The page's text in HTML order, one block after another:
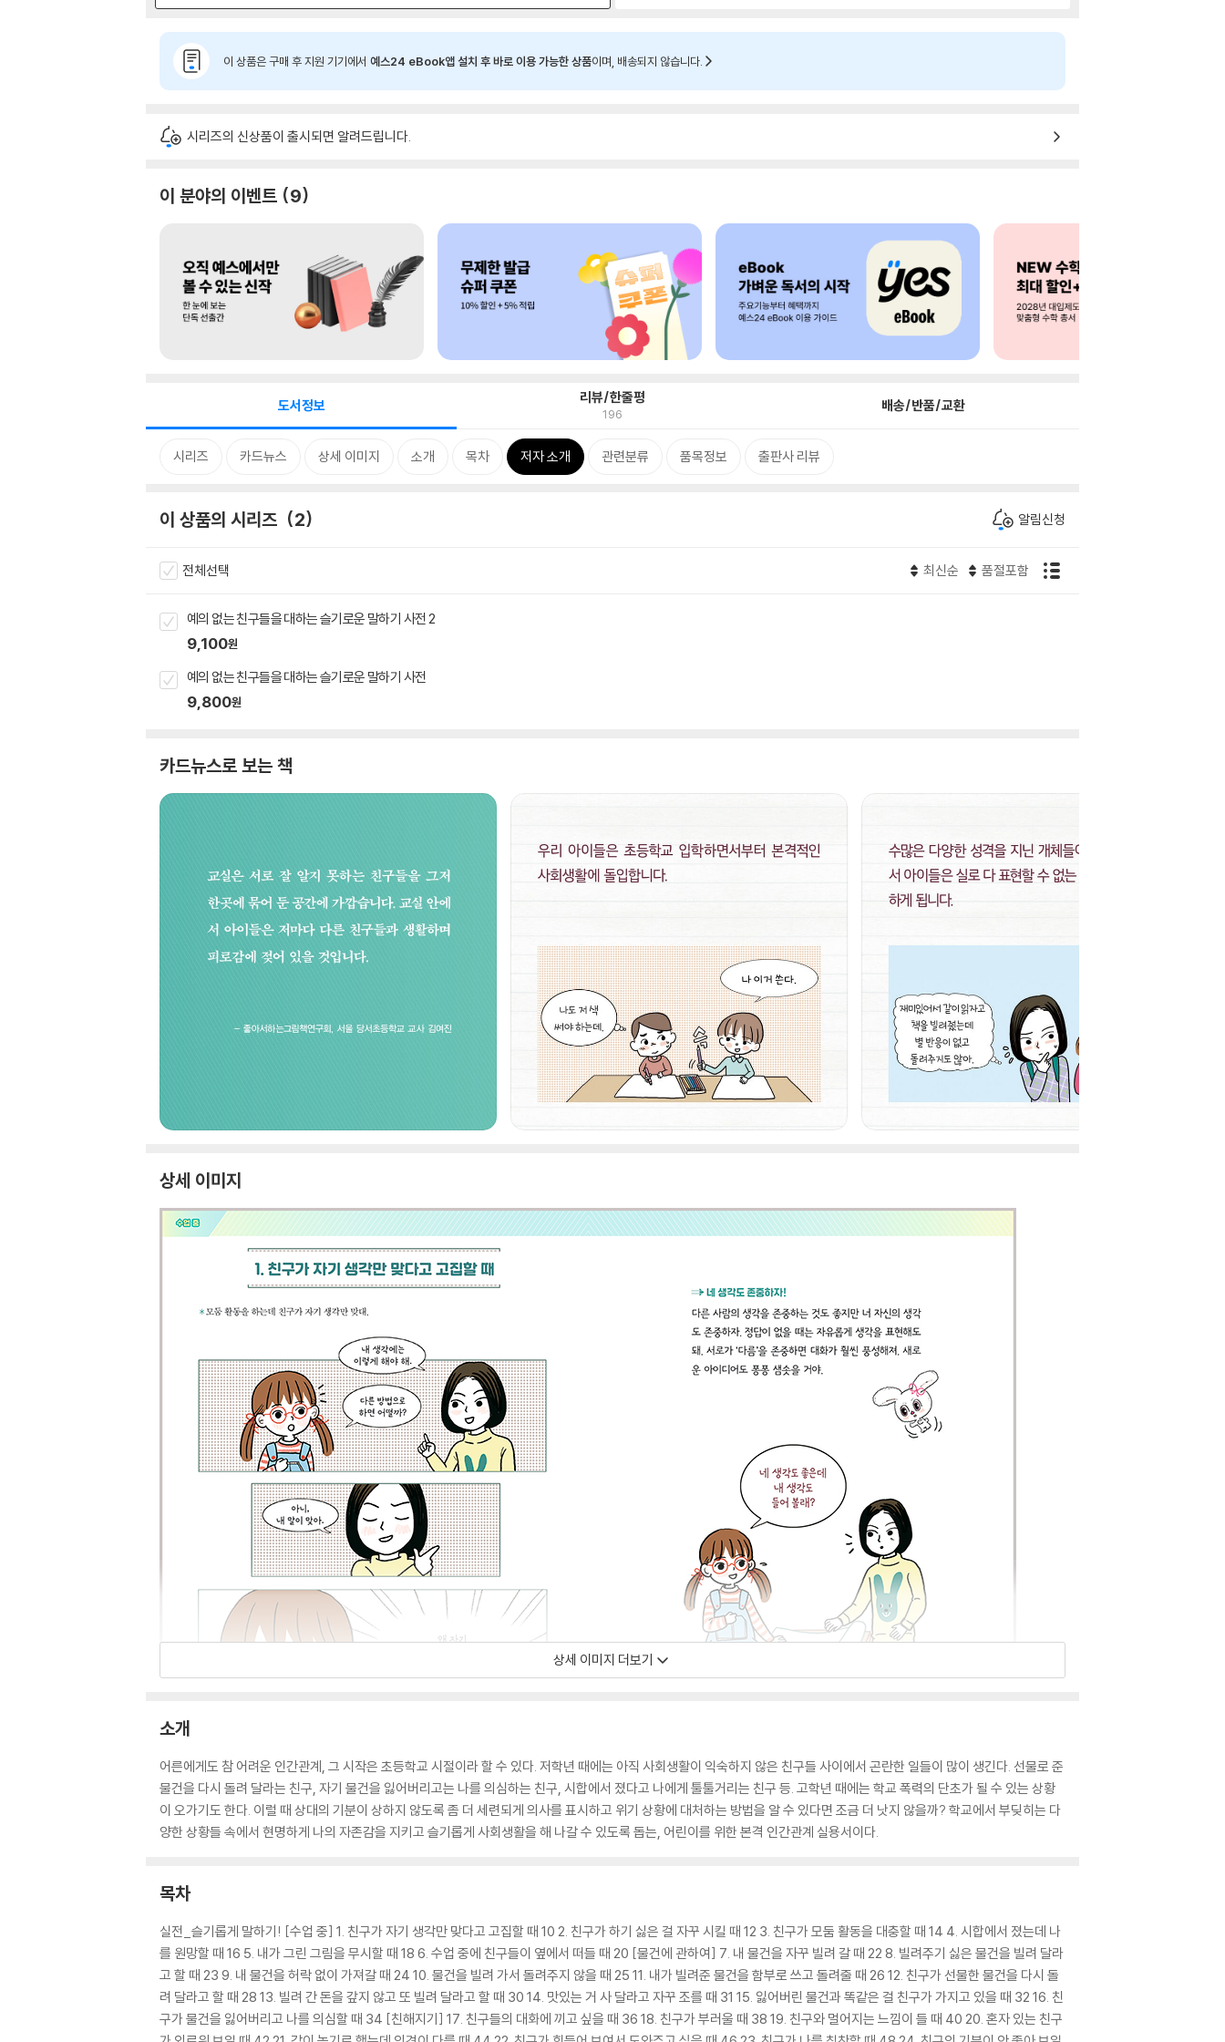
이 상품은 구매 후 지원 기기에서 예스24 eBook앱 설치 후 바로 이용 가능한 상품이며, 배송되지 않습니다.
시리즈의 신상품이 출시되면 알려드립니다.
이 분야의 이벤트 9
도서정보 리뷰/한줄평
196 배송/반품/교환
시리즈 카드뉴스 상세 이미지 소개 목차 저자 소개 관련분류 품목정보 출판사 리뷰
이 상품의 시리즈 2 알림신청
전체선택 최신순 품절포함
예의 없는 친구들을 대하는 슬기로운 말하기 사전 2
9,100원
예의 없는 친구들을 대하는 슬기로운 말하기 사전
9,800원
카드뉴스로 보는 책
상세 이미지
상세 이미지 더보기
소개
어른에게도 참 어려운 인간관계, 그 시작은 초등학교 시절이라 할 수 있다. 저학년 때에는 아직 사회생활이 익숙하지 않은 친구들 사이에서 곤란한 일들이 많이 생긴다. 선물로 준
물건을 다시 돌려 달라는 친구, 자기 물건을 잃어버리고는 나를 의심하는 친구, 시합에서 졌다고 나에게 툴툴거리는 친구 등. 고학년 때에는 학교 폭력의 단초가 될 수 있는 상황
이 오가기도 한다. 이럴 때 상대의 기분이 상하지 않도록 좀 더 세련되게 의사를 표시하고 위기 상황에 대처하는 방법을 알 수 있다면 조금 더 낫지 않을까? 학교에서 부딪히는 다
양한 상황들 속에서 현명하게 나의 자존감을 지키고 슬기롭게 사회생활을 해 나갈 수 있도록 돕는, 어린이를 위한 본격 인간관계 실용서이다.
목차
실전_슬기롭게 말하기! [수업 중] 1. 친구가 자기 생각만 맞다고 고집할 때 10 2. 친구가 하기 싫은 걸 자꾸 시킬 때 12 3. 친구가 모둠 활동을 대충할 때 14 4. 시합에서 졌는데 나
를 원망할 때 16 5. 내가 그린 그림을 무시할 때 18 6. 수업 중에 친구들이 옆에서 떠들 때 20 [물건에 관하여] 7. 내 물건을 자꾸 빌려 갈 때 22 8. 빌려주기 싫은 물건을 빌려 달라
고 할 때 23 9. 내 물건을 허락 없이 가져갈 때 24 10. 물건을 빌려 가서 돌려주지 않을 때 25 11. 내가 빌려준 물건을 함부로 쓰고 돌려줄 때 26 12. 친구가 선물한 물건을 다시 돌
려 달라고 할 때 28 13. 빌려 간 돈을 갚지 않고 또 빌려 달라고 할 때 30 14. 맛있는 거 사 달라고 자꾸 조를 때 31 15. 잃어버린 물건과 똑같은 걸 친구가 가지고 있을 때 32 16. 친
구가 물건을 잃어버리고 나를 의심할 때 34 [친해지기] 17. 친구들의 대화에 끼고 싶을 때 36 18. 친구가 부러울 때 38 19. 친구와 멀어지는 느낌이 들 때 40 20. 혼자 있는 친구